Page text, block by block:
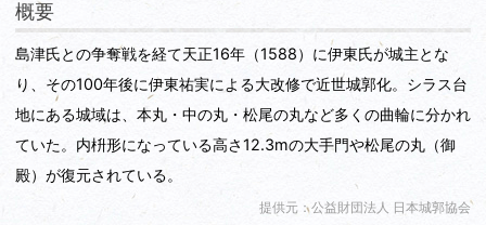
概要
島津氏との争奪戦を経て天正16年（1588）に伊東氏が城主とな
り、その100年後に伊東祐実による大改修で近世城郭化。シラス台
地にある城域は、本丸・中の丸・松尾の丸など多くの曲輪に分かれ
ていた。内枡形になっている高さ12.3mの大手門や松尾の丸（御
殿）が復元されている。
提供元：公益財団法人 日本城郭協会